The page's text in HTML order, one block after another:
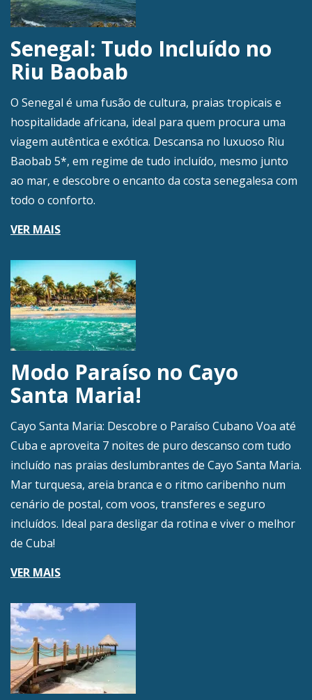
Senegal: Tudo Incluído no
Riu Baobab
O Senegal é uma fusão de cultura, praias tropicais e
hospitalidade africana, ideal para quem procura uma
viagem autêntica e exótica. Descansa no luxuoso Riu
Baobab 5*, em regime de tudo incluído, mesmo junto
ao mar, e descobre o encanto da costa senegalesa com
todo o conforto.
VER MAIS
Modo Paraíso no Cayo
Santa Maria!
Cayo Santa Maria: Descobre o Paraíso Cubano Voa até
Cuba e aproveita 7 noites de puro descanso com tudo
incluído nas praias deslumbrantes de Cayo Santa Maria.
Mar turquesa, areia branca e o ritmo caribenho num
cenário de postal, com voos, transferes e seguro
incluídos. Ideal para desligar da rotina e viver o melhor
de Cuba!
VER MAIS